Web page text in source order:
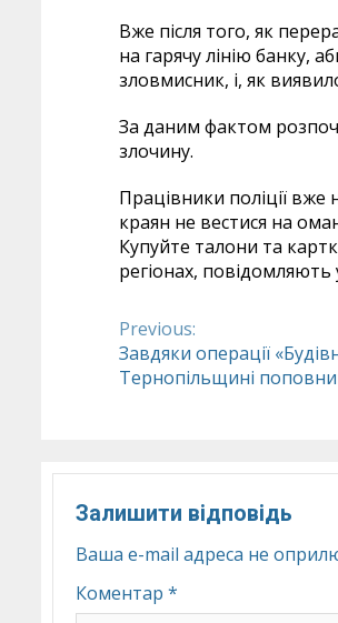
Вже після того, як
на гарячу лінію банку,
зловмисник, і, як
За даним фактом
злочину.
Працівники поліції
краян не вестися на
Купуйте талони та
регіонах, повідомляють у
Continue
Reading
Previous:
Завдяки операції
Тернопільщині
Залишити відповідь
Ваша e-mail адреса не
Коментар *